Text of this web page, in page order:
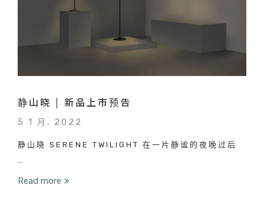
静山晓 | 新品上市预告
5 1 月, 2022
静山晓 SERENE TWILIGHT 在一片静谧的夜晚过后
Read more